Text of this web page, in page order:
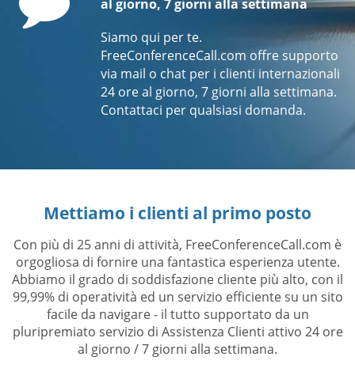
al giorno, 7 giorni alla settimana
Siamo qui per te.
FreeConferenceCall.com offre supporto
via mail o chat per i clienti internazionali
24 ore al giorno, 7 giorni alla settimana.
Contattaci per qualsiasi domanda.
Mettiamo i clienti al primo posto
Con più di 25 anni di attività, FreeConferenceCall.com è
orgogliosa di fornire una fantastica esperienza utente.
Abbiamo il grado di soddisfazione cliente più alto, con il
99,99% di operatività ed un servizio efficiente su un sito
facile da navigare - il tutto supportato da un
pluripremiato servizio di Assistenza Clienti attivo 24 ore
al giorno / 7 giorni alla settimana.